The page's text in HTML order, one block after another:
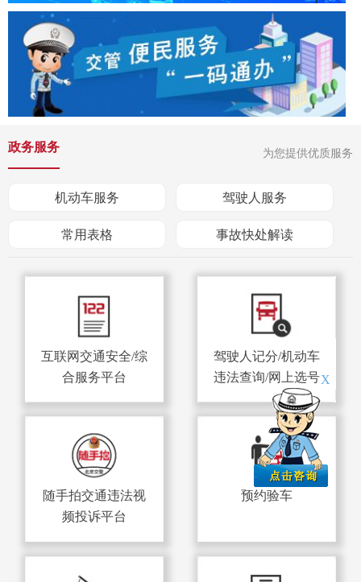
X
政务服务 为您提供优质服务
机动车服务 驾驶人服务
常用表格 事故快处解读
互联网交通安全/综
合服务平台
驾驶人记分/机动车
违法查询/网上选号
随手拍交通违法视
频投诉平台
预约验车